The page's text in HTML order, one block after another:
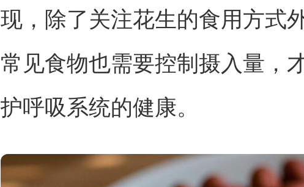
现，除了关注花生的食用方式
常见食物也需要控制摄入量，
护呼吸系统的健康。